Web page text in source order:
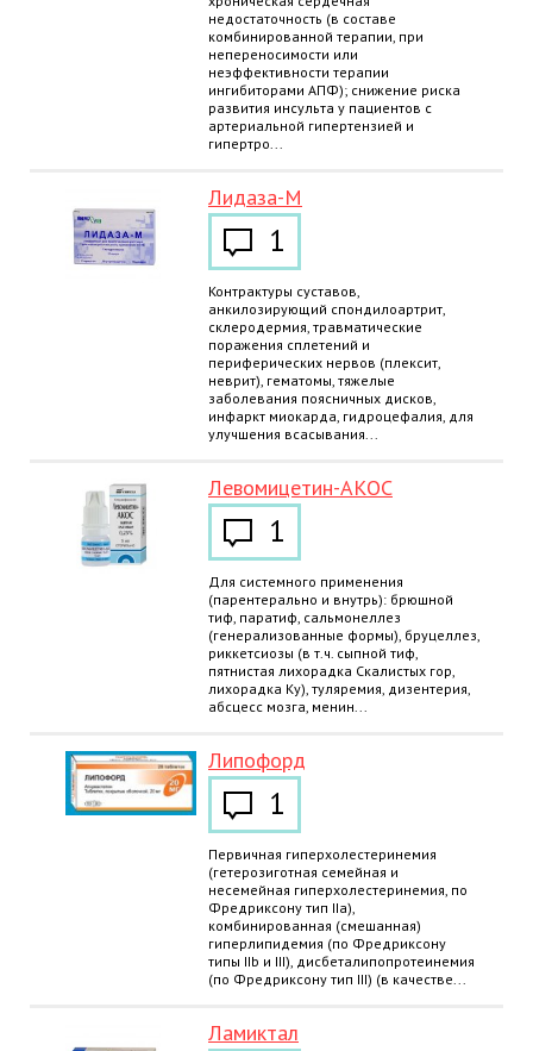
недостаточность (в составе
комбинированной терапии, при
непереносимости или
неэффективности терапии
ингибиторами АПФ); снижение риска
развития инсульта у пациентов с
артериальной гипертензией и
гипертро...
Лидаза-М
1
Контрактуры суставов,
анкилозирующий спондилоартрит,
склеродермия, травматические
поражения сплетений и
периферических нервов (плексит,
неврит), гематомы, тяжелые
заболевания поясничных дисков,
инфаркт миокарда, гидроцефалия, для
улучшения всасывания...
Левомицетин-АКОС
1
Для системного применения
(парентерально и внутрь): брюшной
тиф, паратиф, сальмонеллез
(генерализованные формы), бруцеллез,
риккетсиозы (в т.ч. сыпной тиф,
пятнистая лихорадка Скалистых гор,
лихорадка Ку), туляремия, дизентерия,
абсцесс мозга, менин...
Липофорд
1
Первичная гиперхолестеринемия
(гетерозиготная семейная и
несемейная гиперхолестеринемия, по
Фредриксону тип IIa),
комбинированная (смешанная)
гиперлипидемия (по Фредриксону
типы IIb и III), дисбеталипопротеинемия
(по Фредриксону тип III) (в качестве...
Ламиктал